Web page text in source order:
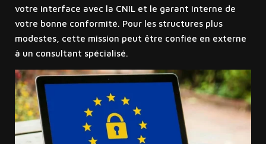
votre interface avec la CNIL et le garant interne de
votre bonne conformité. Pour les structures plus
modestes, cette mission peut être confiée en externe
à un consultant spécialisé.